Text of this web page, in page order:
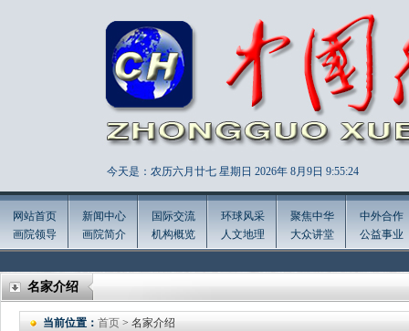
今天是：农历六月廿七 星期日 2026年 8月9日 9:55:26
网站首页
画院领导
新闻中心
画院简介
国际交流
机构概览
环球风采
人文地理
聚焦中华
大众讲堂
中外合作
公益事业
名家介绍
当前位置： 首页 > 名家介绍